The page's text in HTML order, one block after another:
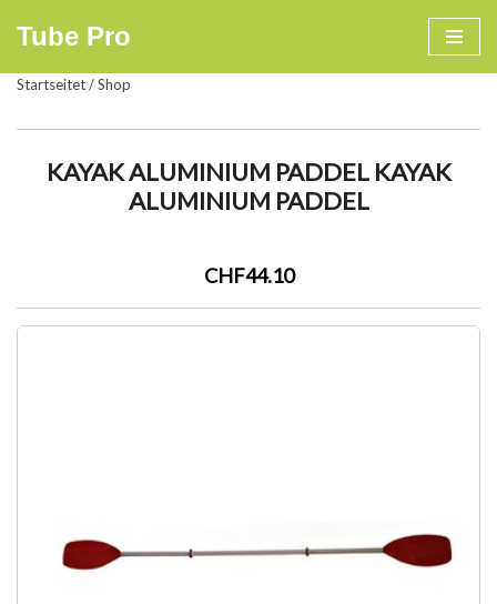
Inhalt
Tube Pro
Startseitet/Shop
KAYAK ALUMINIUM PADDEL KAYAK
ALUMINIUM PADDEL
CHF44.10